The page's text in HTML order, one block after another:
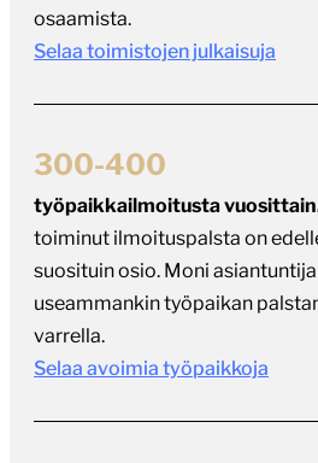
osaamista.
Selaa toimistojen julkaisuja
300-400
työpaikkailmoitusta
toiminut ilmoituspalsta on
suosituin osio. Moni
useammankin työpaikan
varrella.
Selaa avoimia työpaikkoja